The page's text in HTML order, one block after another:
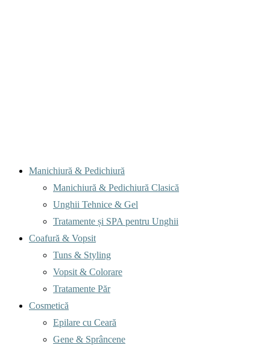
Menu
Manichiură & Pedichiură
Manichiură & Pedichiură Clasică
Unghii Tehnice & Gel
Tratamente și SPA pentru Unghii
Coafură & Vopsit
Tuns & Styling
Vopsit & Colorare
Tratamente Păr
Cosmetică
Epilare cu Ceară
Gene & Sprâncene